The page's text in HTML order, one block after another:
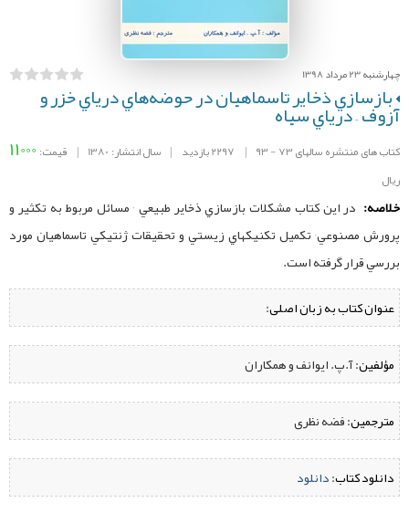
چهارشنبه 23 مرداد 1398
بازسازي ذخاير تاسماهيان در حوضه‌هاي درياي خزر و
آزوف – درياي سياه
کتاب های منتشره سالهای 73 - 93 | 2297 بازدید | سال انتشار: 1380 | قیمت: 11000
ریال
خلاصه:
در اين كتاب مشكلات بازسازي ذخاير طبيعي ٬ مسائل مربوط به تكثير و
پرورش مصنوعي٬ تكميل تكنيكهاي زيستي و تحقيقات ژنتيكي تاسماهيان مورد
بررسي قرار گرفته است.
عنوان کتاب به زبان اصلی:
مؤلفین:‌ آ.پ. ایوانف و همکاران
مترجمین:‌ فضه نظری
دانلود کتاب:دانلود